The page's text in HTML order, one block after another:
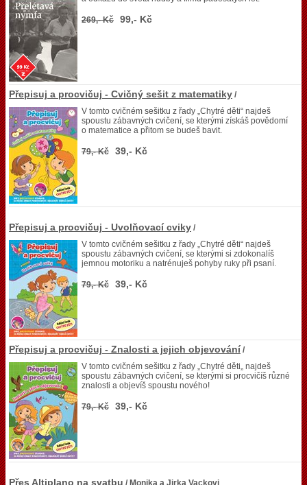
269,- Kč 99,- Kč
Přepisuj a procvičuj - Cvičný sešit z matematiky /
V tomto cvičném sešitku z řady „Chytré děti“ najdeš
spoustu zábavných cvičení, se kterými získáš povědomí
o matematice a přitom se budeš bavit.
79,- Kč 39,- Kč
Přepisuj a procvičuj - Uvolňovací cviky /
V tomto cvičném sešitku z řady „Chytré děti“ najdeš
spoustu zábavných cvičení, se kterými si zdokonalíš
jemnou motoriku a natrénuješ pohyby ruky při psaní.
79,- Kč 39,- Kč
Přepisuj a procvičuj - Znalosti a jejich objevování /
V tomto cvičném sešitku z řady „Chytré děti„ najdeš
spoustu zábavných cvičení, se kterými si procvičíš různé
znalosti a objevíš spoustu nového!
79,- Kč 39,- Kč
Přes Altiplano na svatbu / Monika a Jirka Vackovi